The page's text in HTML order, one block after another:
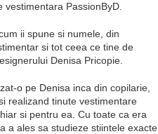
PassionByD.
ii spune si numele, din
si tot ceea ce tine de
Denisa Pricopie.
o pe Denisa inca din copilarie,
realizand tinute vestimentare
si pentru ea. Cu toate ca era
a ales sa studieze stiintele exacte